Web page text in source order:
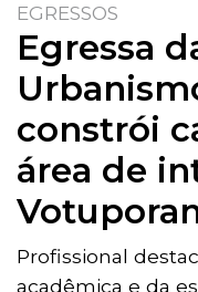
EGRESSOS
Egressa
constrói
área de
Profissional
acadêmica e da